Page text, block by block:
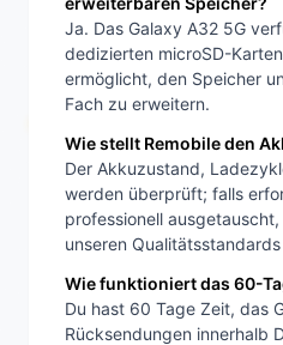
Ja. Das Galaxy A32 5G
dedizierten microSD-
ermöglicht, den Speicher
Fach zu erweitern.
Wie stellt Remobile den
Der Akkuzustand,
werden überprüft; falls
professionell
unseren
Wie funktioniert das 60-
Du hast 60 Tage Zeit, das
Rücksendungen innerhalb